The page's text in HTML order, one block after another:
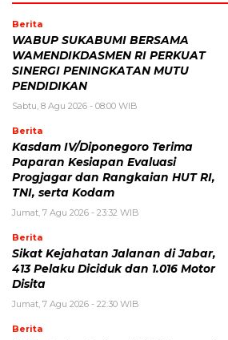
Berita
WABUP SUKABUMI BERSAMA
WAMENDIKDASMEN RI PERKUAT
SINERGI PENINGKATAN MUTU
PENDIDIKAN
Sabtu, 8 Agu 2026 - 08:00 WIB
Berita
Kasdam IV/Diponegoro Terima
Paparan Kesiapan Evaluasi
Progjagar dan Rangkaian HUT RI,
TNI, serta Kodam
Jumat, 7 Agu 2026 - 23:32 WIB
Berita
Sikat Kejahatan Jalanan di Jabar,
413 Pelaku Diciduk dan 1.016 Motor
Disita
Jumat, 7 Agu 2026 - 22:30 WIB
Berita